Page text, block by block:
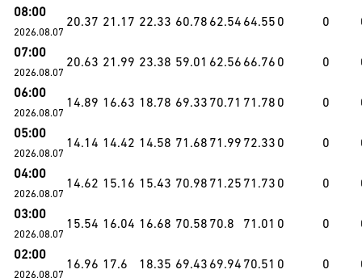
08:00
2026.08.07
20.37 21.17 22.33 60.78 62.54 64.55 0 0
07:00
2026.08.07
20.63 21.99 23.38 59.01 62.56 66.76 0 0
06:00
2026.08.07
14.89 16.63 18.78 69.33 70.71 71.78 0 0
05:00
2026.08.07
14.14 14.42 14.58 71.68 71.99 72.33 0 0
04:00
2026.08.07
14.62 15.16 15.43 70.98 71.25 71.73 0 0
03:00
2026.08.07
15.54 16.04 16.68 70.58 70.8 71.01 0 0
02:00
2026.08.07
16.96 17.6 18.35 69.43 69.94 70.51 0 0